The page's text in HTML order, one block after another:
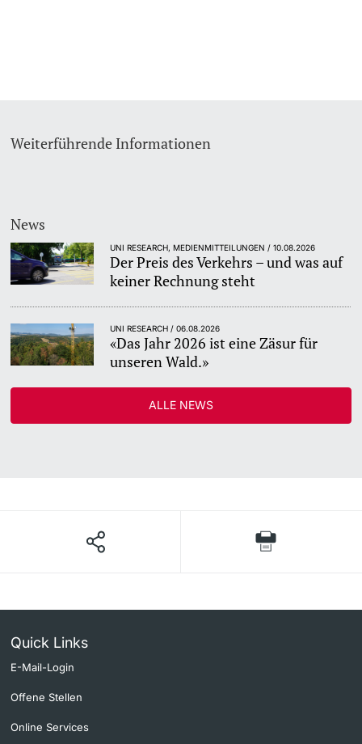
Weiterführende Informationen
News
UNI RESEARCH, MEDIENMITTEILUNGEN / 10.08.2026
Der Preis des Verkehrs – und was auf
keiner Rechnung steht
UNI RESEARCH / 06.08.2026
«Das Jahr 2026 ist eine Zäsur für
unseren Wald.»
ALLE NEWS
Quick Links
E-Mail-Login
Offene Stellen
Online Services